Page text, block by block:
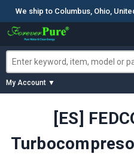
We ship to Columbus, Ohio,
My Account ▼
[ES]